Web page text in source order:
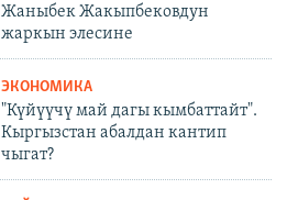
Жаныбек Жакыпбековдун
жаркын элесине
ЭКОНОМИКА
"Күйүүчү май дагы кымбаттайт".
Кыргызстан абалдан кантип
чыгат?